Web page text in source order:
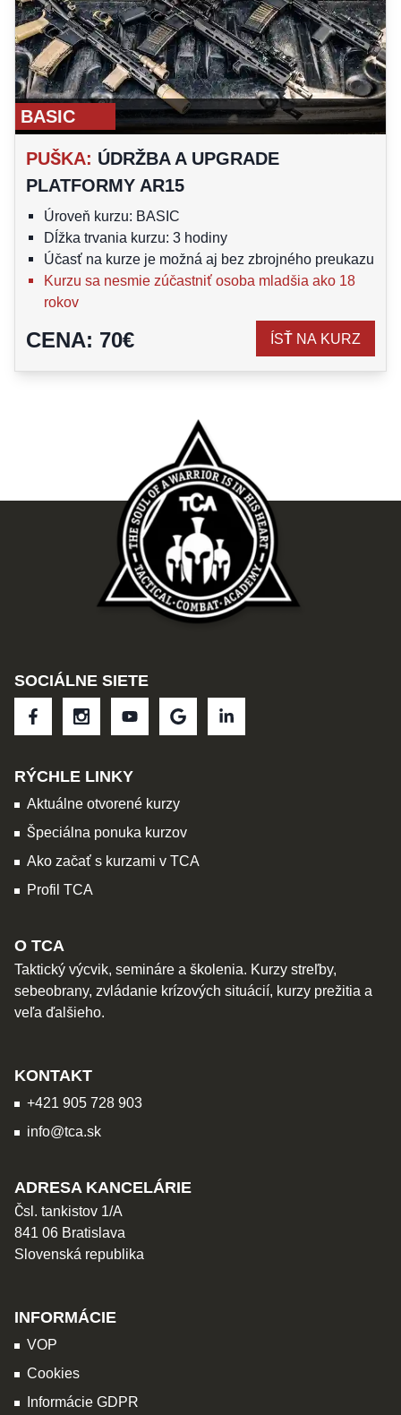
BASIC
PUŠKA: ÚDRŽBA A UPGRADE
PLATFORMY AR15
Úroveň kurzu: BASIC
Dĺžka trvania kurzu: 3 hodiny
Účasť na kurze je možná aj bez zbrojného preukazu
Kurzu sa nesmie zúčastniť osoba mladšia ako 18
rokov
CENA: 70€ ÍSŤ NA KURZ
SOCIÁLNE SIETE
RÝCHLE LINKY
Aktuálne otvorené kurzy
Špeciálna ponuka kurzov
Ako začať s kurzami v TCA
Profil TCA
O TCA
Taktický výcvik, semináre a školenia. Kurzy streľby,
sebeobrany, zvládanie krízových situácií, kurzy prežitia a
veľa ďalšieho.
KONTAKT
+421 905 728 903
info@tca.sk
ADRESA KANCELÁRIE
Čsl. tankistov 1/A
841 06 Bratislava
Slovenská republika
INFORMÁCIE
VOP
Cookies
Informácie GDPR